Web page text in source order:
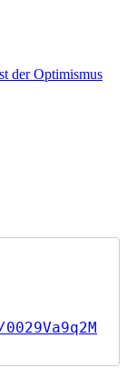
der Optimismus